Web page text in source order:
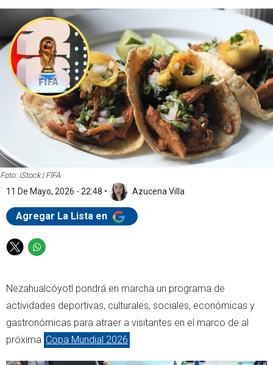
Foto: iStock | FIFA
11 De Mayo, 2026 - 22:48 • Azucena Villa
Agregar La Lista en
T
t
t
r
W
t
s
p
p
Nezahualcóyotl pondrá en marcha un programa de
actividades deportivas, culturales, sociales, económicas y
gastronómicas para atraer a visitantes en el marco de al
próxima Copa Mundial 2026 .